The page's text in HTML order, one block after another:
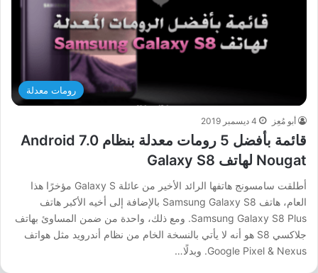
رومات معدلة
أبو مُعِز 4 ديسمبر 2019
قائمة بأفضل 5 رومات معدلة بنظام Android 7.0
Nougat لهاتف Galaxy S8
أطلقت سامسونج هاتفها الرائد الأخير من عائلة Galaxy S مؤخرًا هذا
العام، هاتف Samsung Galaxy S8 بالإضافة إلى أخيه الأكبر هاتف
Samsung Galaxy S8 Plus. ومع ذلك، واحدة من ضمن المساوئ بهاتف
جلاكسي S8 هو أنه لا يأتي بالنسخة الخام من نظام أندرويد مثل هواتف
Google Pixel & Nexus. وبدلًا…